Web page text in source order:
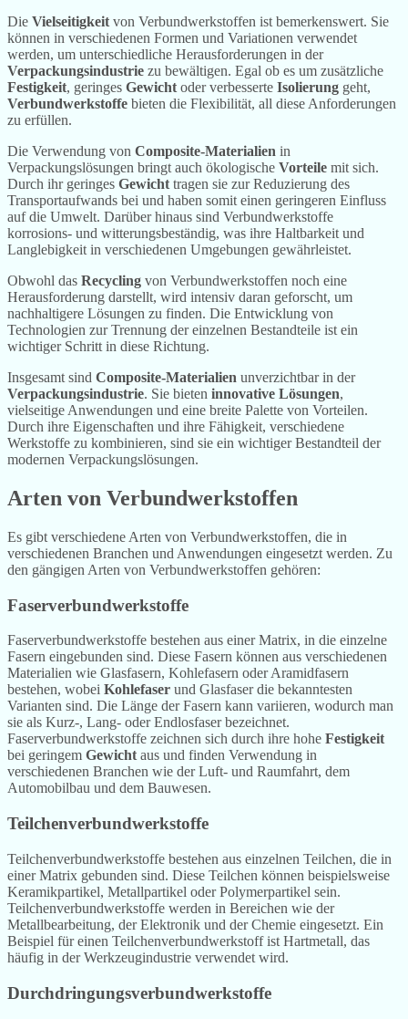
Die Vielseitigkeit von Verbundwerkstoffen ist bemerkenswert. Sie
können in verschiedenen Formen und Variationen verwendet
werden, um unterschiedliche Herausforderungen in der
Verpackungsindustrie zu bewältigen. Egal ob es um zusätzliche
Festigkeit, geringes Gewicht oder verbesserte Isolierung geht,
Verbundwerkstoffe bieten die Flexibilität, all diese Anforderungen
zu erfüllen.
Die Verwendung von Composite-Materialien in
Verpackungslösungen bringt auch ökologische Vorteile mit sich.
Durch ihr geringes Gewicht tragen sie zur Reduzierung des
Transportaufwands bei und haben somit einen geringeren Einfluss
auf die Umwelt. Darüber hinaus sind Verbundwerkstoffe
korrosions- und witterungsbeständig, was ihre Haltbarkeit und
Langlebigkeit in verschiedenen Umgebungen gewährleistet.
Obwohl das Recycling von Verbundwerkstoffen noch eine
Herausforderung darstellt, wird intensiv daran geforscht, um
nachhaltigere Lösungen zu finden. Die Entwicklung von
Technologien zur Trennung der einzelnen Bestandteile ist ein
wichtiger Schritt in diese Richtung.
Insgesamt sind Composite-Materialien unverzichtbar in der
Verpackungsindustrie. Sie bieten innovative Lösungen,
vielseitige Anwendungen und eine breite Palette von Vorteilen.
Durch ihre Eigenschaften und ihre Fähigkeit, verschiedene
Werkstoffe zu kombinieren, sind sie ein wichtiger Bestandteil der
modernen Verpackungslösungen.
Arten von Verbundwerkstoffen
Es gibt verschiedene Arten von Verbundwerkstoffen, die in
verschiedenen Branchen und Anwendungen eingesetzt werden. Zu
den gängigen Arten von Verbundwerkstoffen gehören:
Faserverbundwerkstoffe
Faserverbundwerkstoffe bestehen aus einer Matrix, in die einzelne
Fasern eingebunden sind. Diese Fasern können aus verschiedenen
Materialien wie Glasfasern, Kohlefasern oder Aramidfasern
bestehen, wobei Kohlefaser und Glasfaser die bekanntesten
Varianten sind. Die Länge der Fasern kann variieren, wodurch man
sie als Kurz-, Lang- oder Endlosfaser bezeichnet.
Faserverbundwerkstoffe zeichnen sich durch ihre hohe Festigkeit
bei geringem Gewichtaus und finden Verwendung in
verschiedenen Branchen wie der Luft- und Raumfahrt, dem
Automobilbau und dem Bauwesen.
Teilchenverbundwerkstoffe
Teilchenverbundwerkstoffe bestehen aus einzelnen Teilchen, die in
einer Matrix gebunden sind. Diese Teilchen können beispielsweise
Keramikpartikel, Metallpartikel oder Polymerpartikel sein.
Teilchenverbundwerkstoffe werden in Bereichen wie der
Metallbearbeitung, der Elektronik und der Chemie eingesetzt. Ein
Beispiel für einen Teilchenverbundwerkstoff ist Hartmetall, das
häufig in der Werkzeugindustrie verwendet wird.
Durchdringungsverbundwerkstoffe